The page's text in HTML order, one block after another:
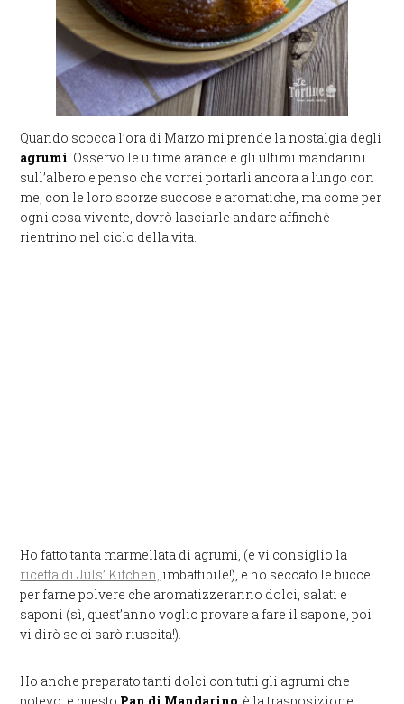
Quando scocca l’ora di Marzo mi prende la nostalgia degli
agrumi . Osservo le ultime arance e gli ultimi mandarini
sull’albero e penso che vorrei portarli ancora a lungo con
me, con le loro scorze succose e aromatiche, ma come per
ogni cosa vivente, dovrò lasciarle andare affinchè
rientrino nel ciclo della vita.
Ho fatto tanta marmellata di agrumi, (e vi consiglio la
ricetta di Juls’ Kitchen, imbattibile!), e ho seccato le bucce
per farne polvere che aromatizzeranno dolci, salati e
saponi (sì, quest’anno voglio provare a fare il sapone, poi
vi dirò se ci sarò riuscita!).
Ho anche preparato tanti dolci con tutti gli agrumi che
potevo, e questo Pan di Mandarino , è la trasposizione